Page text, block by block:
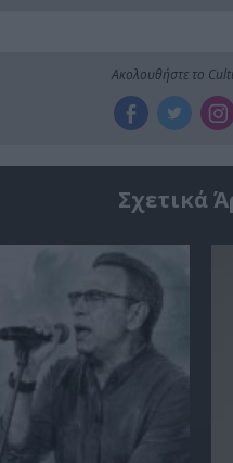
Ακολουθήστε το
Σχετικά